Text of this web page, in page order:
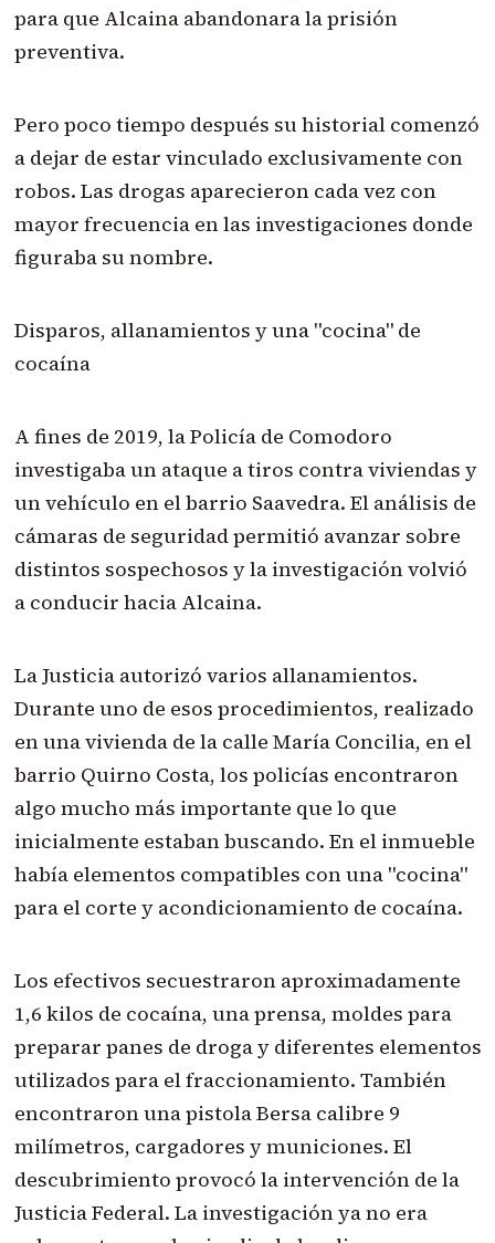
para que Alcaina abandonara la prisión
preventiva.
Pero poco tiempo después su historial comenzó
a dejar de estar vinculado exclusivamente con
robos. Las drogas aparecieron cada vez con
mayor frecuencia en las investigaciones donde
figuraba su nombre.
Disparos, allanamientos y una "cocina" de
cocaína
A fines de 2019, la Policía de Comodoro
investigaba un ataque a tiros contra viviendas y
un vehículo en el barrio Saavedra. El análisis de
cámaras de seguridad permitió avanzar sobre
distintos sospechosos y la investigación volvió
a conducir hacia Alcaina.
La Justicia autorizó varios allanamientos.
Durante uno de esos procedimientos, realizado
en una vivienda de la calle María Concilia, en el
barrio Quirno Costa, los policías encontraron
algo mucho más importante que lo que
inicialmente estaban buscando. En el inmueble
había elementos compatibles con una "cocina"
para el corte y acondicionamiento de cocaína.
Los efectivos secuestraron aproximadamente
1,6 kilos de cocaína, una prensa, moldes para
preparar panes de droga y diferentes elementos
utilizados para el fraccionamiento. También
encontraron una pistola Bersa calibre 9
milímetros, cargadores y municiones. El
descubrimiento provocó la intervención de la
Justicia Federal. La investigación ya no era